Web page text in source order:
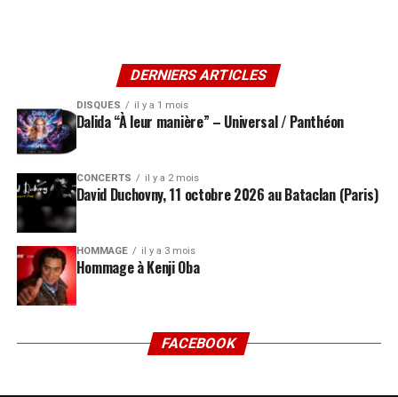
DERNIERS ARTICLES
DISQUES il y a 1 mois
Dalida “À leur manière” – Universal / Panthéon
CONCERTS il y a 2 mois
David Duchovny, 11 octobre 2026 au Bataclan (Paris)
HOMMAGE il y a 3 mois
Hommage à Kenji Oba
FACEBOOK